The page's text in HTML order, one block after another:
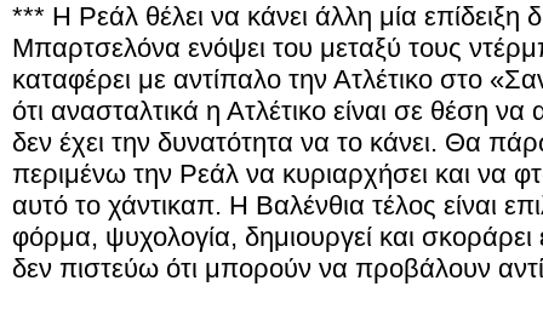
*** Η Ρεάλ θέλει να κάνει άλλη μία επίδειξη
Μπαρτσελόνα ενόψει του μεταξύ τους
καταφέρει με αντίπαλο την Ατλέτικο στο
ότι ανασταλτικά η Ατλέτικο είναι σε θέση
δεν έχει την δυνατότητα να το κάνει. Θα
περιμένω την Ρεάλ να κυριαρχήσει και να
αυτό το χάντικαπ. Η Βαλένθια τέλος είναι
φόρμα, ψυχολογία, δημιουργεί και
δεν πιστεύω ότι μπορούν να προβάλουν